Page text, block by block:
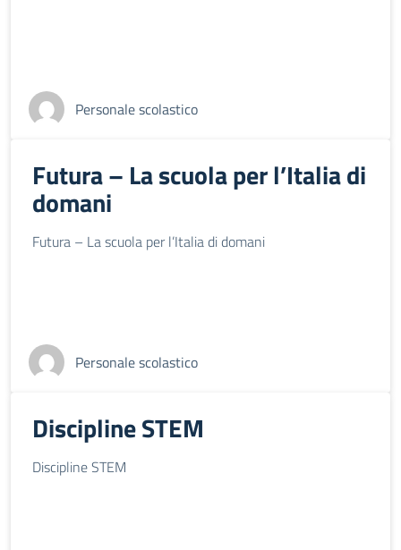
Personale scolastico
Futura – La scuola per l’Italia di
domani
Futura – La scuola per l’Italia di domani
Personale scolastico
Discipline STEM
Discipline STEM